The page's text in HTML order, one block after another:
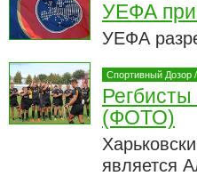
УЕФА
УЕФА
Спортивный Дозор /
(ФОТО)
является